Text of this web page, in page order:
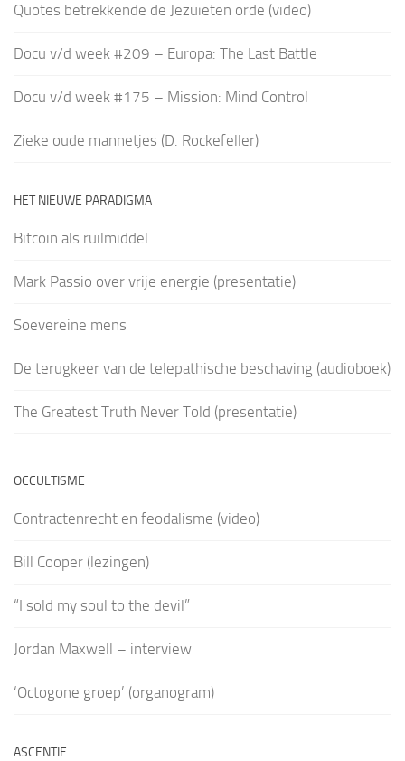
Quotes betrekkende de Jezuïeten orde (video)
Docu v/d week #209 – Europa: The Last Battle
Docu v/d week #175 – Mission: Mind Control
Zieke oude mannetjes (D. Rockefeller)
HET NIEUWE PARADIGMA
Bitcoin als ruilmiddel
Mark Passio over vrije energie (presentatie)
Soevereine mens
De terugkeer van de telepathische beschaving (audioboek)
The Greatest Truth Never Told (presentatie)
OCCULTISME
Contractenrecht en feodalisme (video)
Bill Cooper (lezingen)
“I sold my soul to the devil”
Jordan Maxwell – interview
‘Octogone groep’ (organogram)
ASCENTIE